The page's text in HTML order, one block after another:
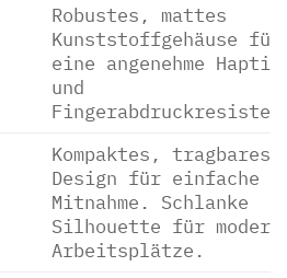
Robustes, mattes
Kunststoffgehäuse für
eine angenehme Haptik
und
Kompaktes, tragbares
Design für einfache
Mitnahme. Schlanke
Silhouette für
Arbeitsplätze.